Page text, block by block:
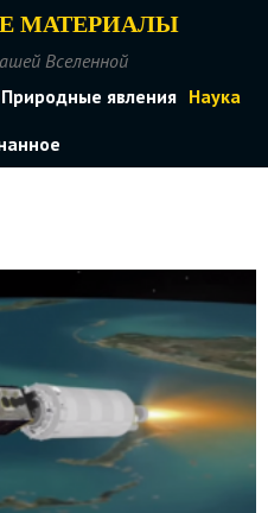
МАТЕРИАЛЫ
Вселенной
Природные явления Наука